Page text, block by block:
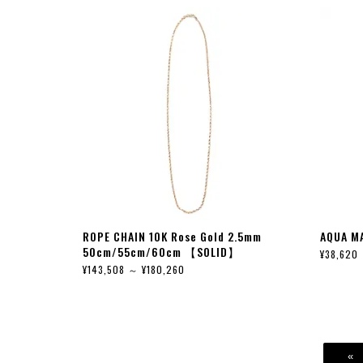
ROPE CHAIN 10K Rose Gold 2.5mm
50cm/55cm/60cm 【SOLID】
¥143,508 ～ ¥180,260
AQUA
¥38,620
«